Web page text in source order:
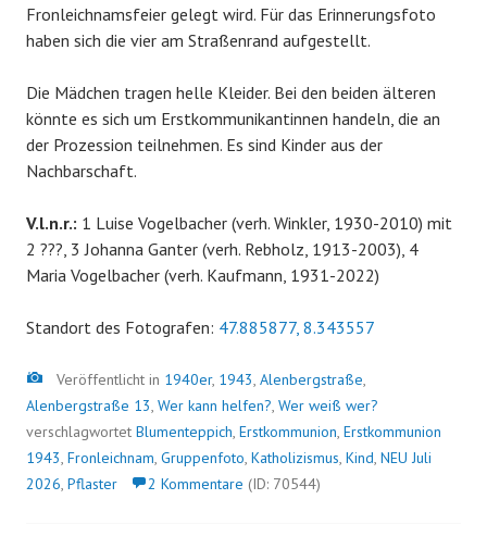
Fronleichnamsfeier gelegt wird. Für das Erinnerungsfoto
haben sich die vier am Straßenrand aufgestellt.
Die Mädchen tragen helle Kleider. Bei den beiden älteren
könnte es sich um Erstkommunikantinnen handeln, die an
der Prozession teilnehmen. Es sind Kinder aus der
Nachbarschaft.
V.l.n.r.: 1 Luise Vogelbacher (verh. Winkler, 1930-2010) mit
2 ???, 3 Johanna Ganter (verh. Rebholz, 1913-2003), 4
Maria Vogelbacher (verh. Kaufmann, 1931-2022)
Standort des Fotografen: 47.885877, 8.343557
Bild
Veröffentlicht in 1940er, 1943, Alenbergstraße,
Alenbergstraße 13, Wer kann helfen?, Wer weiß wer?
verschlagwortet Blumenteppich, Erstkommunion, Erstkommunion
1943, Fronleichnam, Gruppenfoto, Katholizismus, Kind, NEU Juli
2026, Pflaster 2 Kommentare (ID: 70544)